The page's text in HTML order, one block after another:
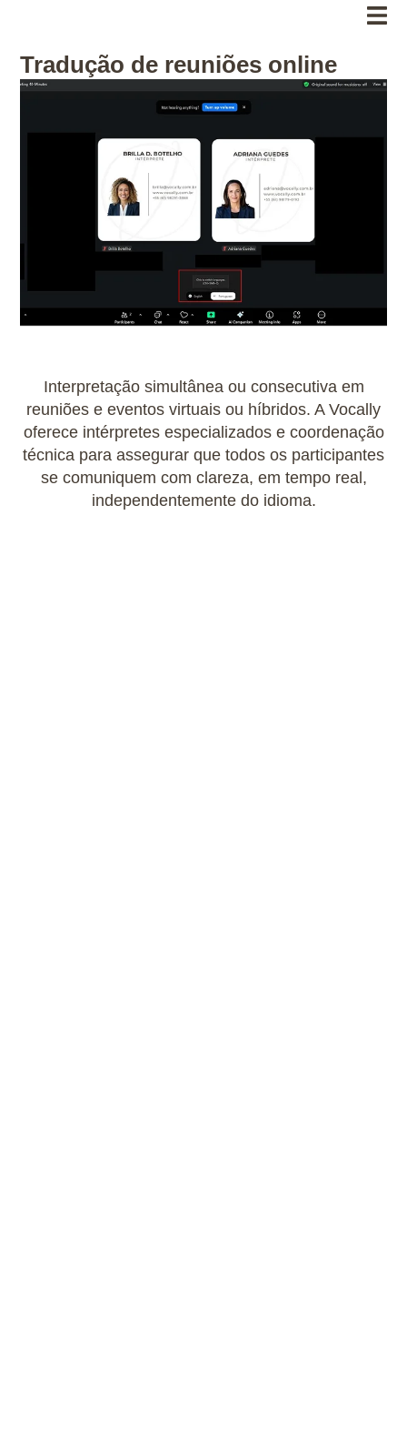
Tradução de reuniões online
Interpretação simultânea ou consecutiva em
reuniões e eventos virtuais ou híbridos. A Vocally
oferece intérpretes especializados e coordenação
técnica para assegurar que todos os participantes
se comuniquem com clareza, em tempo real,
independentemente do idioma.